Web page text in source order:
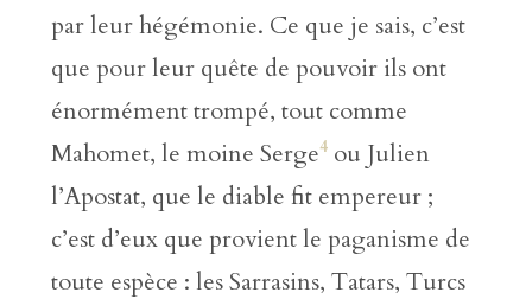
par leur hégémonie. Ce que je sais, c’est
que pour leur quête de pouvoir ils ont
énormément trompé, tout comme
Mahomet, le moine Serge4ou Julien
l’Apostat, que le diable fit empereur ;
c’est d’eux que provient le paganisme de
toute espèce : les Sarrasins, Tatars, Turcs